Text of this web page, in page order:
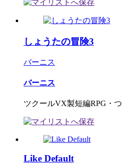
しょうたの冒険3
バーニス
バーニス
ツクールVX製短編RPG・
Like Default